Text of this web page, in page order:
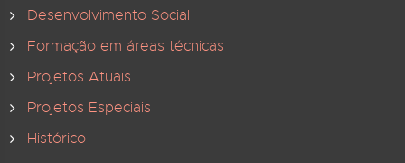
Desenvolvimento Social
Formação em áreas técnicas
Projetos Atuais
Projetos Especiais
Histórico